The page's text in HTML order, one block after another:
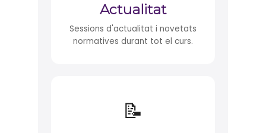
Actualitat
Sessions d'actualitat i novetats
normatives durant tot el curs.
📝